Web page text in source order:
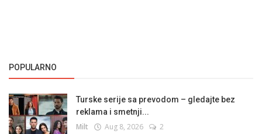
POPULARNO
Turske serije sa prevodom – gledajte bez
reklama i smetnji...
Milt Aug 8, 2026 2